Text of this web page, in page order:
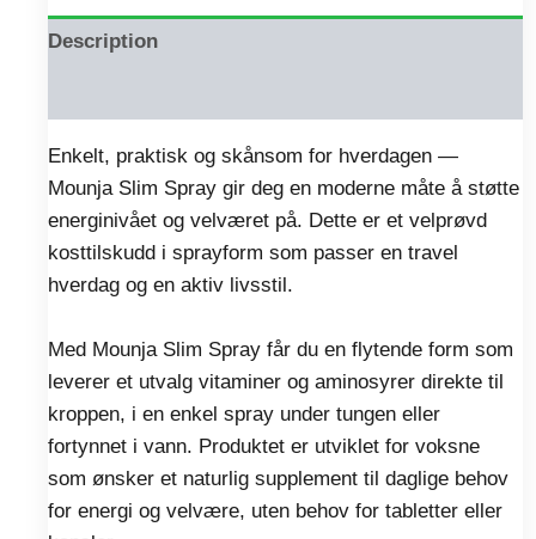
Description
Enkelt, praktisk og skånsom for hverdagen —
Mounja Slim Spray gir deg en moderne måte å støtte
energinivået og velværet på. Dette er et velprøvd
kosttilskudd i sprayform som passer en travel
hverdag og en aktiv livsstil.
Med Mounja Slim Spray får du en flytende form som
leverer et utvalg vitaminer og aminosyrer direkte til
kroppen, i en enkel spray under tungen eller
fortynnet i vann. Produktet er utviklet for voksne
som ønsker et naturlig supplement til daglige behov
for energi og velvære, uten behov for tabletter eller